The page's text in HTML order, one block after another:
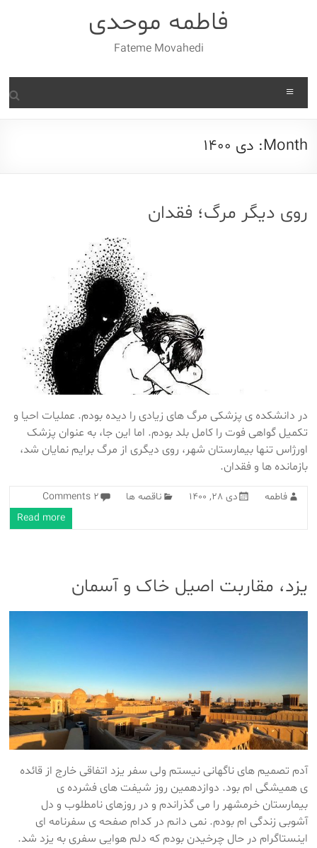
فاطمه موحدی
Fateme Movahedi
Month: دی 1400
روی دیگر مرگ؛ فقدان
در دانشکده ی پزشکی مرگ های زیادی را دیده بودم. عملیات احیا و
تکمیل گواهی فوت را کامل بلد بودم. اما این جا، به عنوان پزشک
اورژاس تنها بیمارستان شهر، روی دیگری از مرگ برایم نمایان شد،
بازمانده ها و فقدان.
فاطمه دی 28, 1400 ناقصه ها
2 Comments
Read more
یزد، مقاربت اصیل خاک و آسمان
آدم تصمیم های ناگهانی نیستم ولی سفر یزد اتفاقی خارج از قائده
ی همیشگی ام بود. دوازدهمین روز شیفت های فشرده ی
بیمارستان خرمشهر را می گذراندم و در روزهای نامطلوب و دل
آشوبی زندگی ام بودم. نمی دانم در کدام صفحه ی سفرنامه ای
اینستاگرام در حال چرخیدن بودم که دلم هوایی سفری به یزد شد.